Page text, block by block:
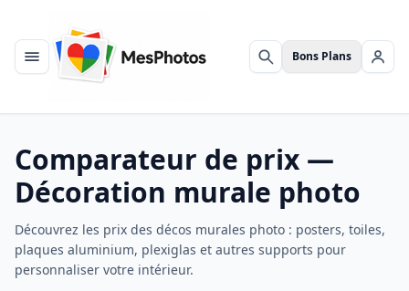
Menu Rechercher
Bons Plans Se
Comparateur de prix —
Décoration murale photo
Découvrez les prix des décos murales photo : posters, toiles,
plaques aluminium, plexiglas et autres supports pour
personnaliser votre intérieur.